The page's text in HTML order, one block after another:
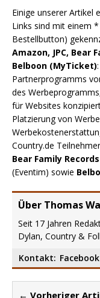
Einige unserer Artikel
Links sind mit einem
Bestellbutton)
Amazon, JPC, Bear
Belboon (MyTicket):
Partnerprogramms
des
für Websites
Platzierung von
Country.de
Bear Family Records
(Eventim) sowie
Über Thomas
Seit 17 Jahren
Dylan, Country &
Kontakt: Facebook
← Vorheriger